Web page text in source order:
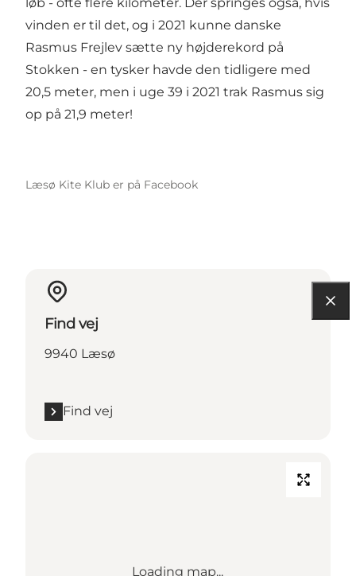
vinden er til det, og i 2021 kunne danske
Rasmus Frejlev sætte ny højderekord på
Stokken - en tysker havde den tidligere med
20,5 meter, men i uge 39 i 2021 trak Rasmus sig
op på 21,9 meter!
Læsø Kite Klub er på Facebook
Find vej
9940 Læsø
Find vej
Loading map...